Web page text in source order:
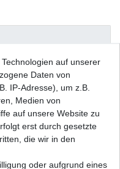
auf unserer
Daten von
IP-Adresse), um z.B.
Medien von
auf unsere Website zu
erst durch gesetzte
die wir in den
oder aufgrund eines